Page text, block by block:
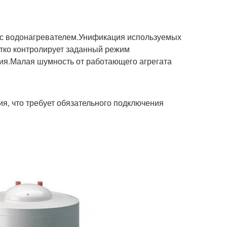
используемых
контролирует заданный режим
шумность от работающего агрегата
что требует обязательного подключения